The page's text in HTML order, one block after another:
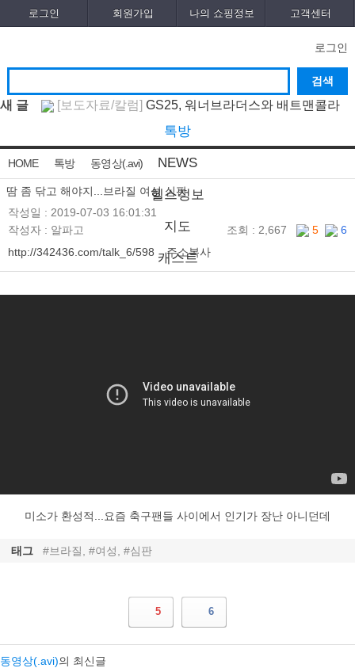
로그인 회원가입 나의 쇼핑정보 고객센터
로그인
새 글 [보도자료/칼럼] GS25, 워너브라더스와 배트맨콜라
봄철 자살률 증가, 10대 청소년이 위..
[건강] 향긋한 봄내음 가득 제철나물, 효능..[03-29]
[건강]
봄에 심해지는 알레르기 비염 예방수..
28] [보도자료/칼럼] 오뚜기, 브랜드 경험 공간 ‘오키친
.. [03-28]
[보도자료/칼럼] GS25, 하이트진로와 손잡고 ‘갓생
폭..[05-24]
[건강] 무조건 탄수화물 끊기? 당류부터 줄..[05-19]
[다이어트] 운동 어려울때 다이어트 도움되는
음..[05-19]
[패션/유행] 컬럼비아, 자연 분해되는 ‘지구의 ..[04-
22][패션/유행] ITZY 류진, 동해안 산불 피해 성금
톡방
NEWS
헬스정보
지도
캐스트
HOME 톡방 동영상(.avi)
땀 좀 닦고 해야지...브라질 여성 심판
작성일 : 2019-07-03 16:01:31
작성자 : 알파고 조회 : 2,667 5
6
http://342436.com/talk_6/598
주소복사
미소가 환성적...요즘 축구팬들 사이에서 인기가 장난 아니던데
태그 #브라질, #여성, #심판
5 6
동영상(.avi)의 최신글